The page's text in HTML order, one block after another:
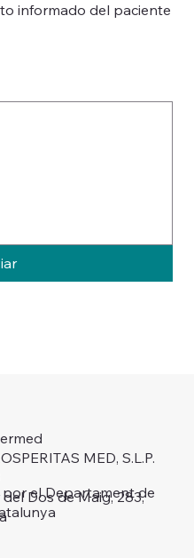
informado del paciente
un mouse o un panel táctil. Usa la
el Departament de
MED, S.L.P.
Dos de Maig, 283,